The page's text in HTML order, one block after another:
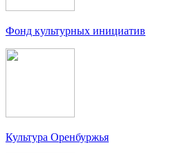
Фонд культурных инициатив
Культура Оренбуржья